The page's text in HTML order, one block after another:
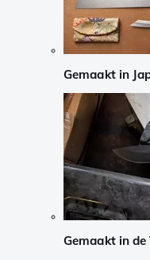
Gemaakt in
Gemaakt in